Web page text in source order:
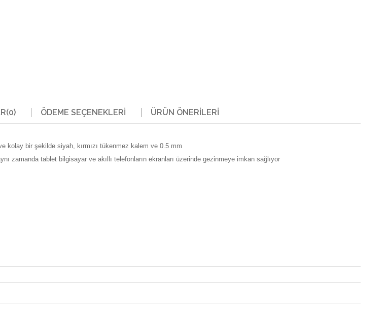
(0) ÖDEME SEÇENEKLERI ÜRÜN ÖNERILERI
kolay bir şekilde siyah, kırmızı tükenmez kalem ve 0.5 mm
zamanda tablet bilgisayar ve akıllı telefonların ekranları üzerinde gezinmeye imkan sağlıyor